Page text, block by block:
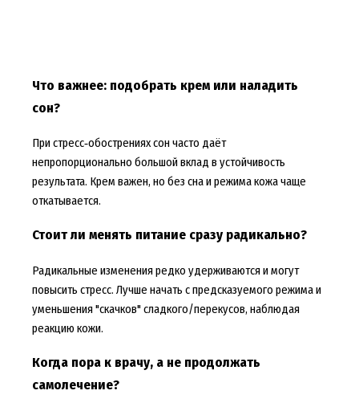
Что важнее: подобрать крем или наладить
сон?
При стресс‑обострениях сон часто даёт
непропорционально большой вклад в устойчивость
результата. Крем важен, но без сна и режима кожа чаще
откатывается.
Стоит ли менять питание сразу радикально?
Радикальные изменения редко удерживаются и могут
повысить стресс. Лучше начать с предсказуемого режима и
уменьшения "скачков" сладкого/перекусов, наблюдая
реакцию кожи.
Когда пора к врачу, а не продолжать
самолечение?